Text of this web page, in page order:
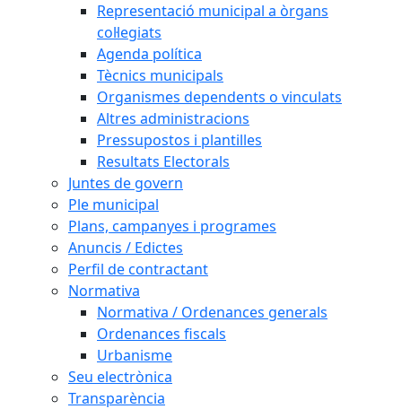
Representació municipal a òrgans
col·legiats
Agenda política
Tècnics municipals
Organismes dependents o vinculats
Altres administracions
Pressupostos i plantilles
Resultats Electorals
Juntes de govern
Ple municipal
Plans, campanyes i programes
Anuncis / Edictes
Perfil de contractant
Normativa
Normativa / Ordenances generals
Ordenances fiscals
Urbanisme
Seu electrònica
Transparència